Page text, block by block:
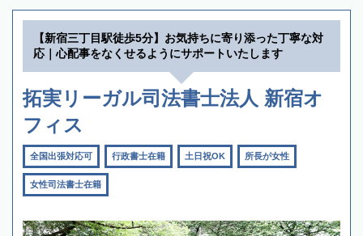
【新宿三丁目駅徒歩5分】お気持ちに寄り添った丁寧な対
応｜心配事をなくせるようにサポートいたします
拓実リーガル司法書士法人 新宿オ
フィス
全国出張対応可 行政書士在籍 土日祝OK 所長が女性
女性司法書士在籍